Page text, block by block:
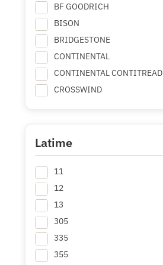
BF GOODRICH
BISON
BRIDGESTONE
CONTINENTAL
CONTINENTAL CONTITREAD
CROSSWIND
DUNLOP
FALKEN
FEDERAL
Latime
11
12
13
305
335
355